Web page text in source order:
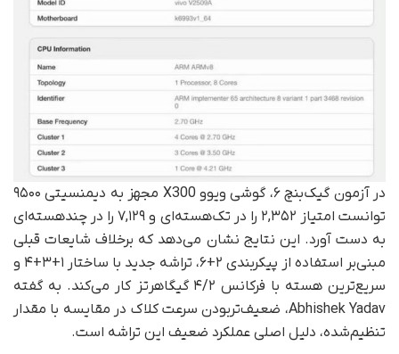
در آزمون گیک‌بنچ ۶، گوشی ویوو X300 مجهز به دیمنسیتی ۹۵۰۰
توانست امتیاز ۲,۳۵۲ را در تک‌هسته‌ای و ۷,۱۲۹ را در چند‌هسته‌ای
به دست آورد. این نتایج نشان می‌دهد که برخلاف شایعات قبلی
مبنی‌بر استفاده از پیکربندی ۲+۶، تراشه جدید با ساختار ۱+۳+۴ و
سریع‌ترین هسته با فرکانس ۴/۲ گیگاهرتز کار می‌کند. به گفته
Abhishek Yadav، ضعیف‌تربودن سرعت کلاک در مقایسه با مقدار
تنظیم‌شده، دلیل اصلی عملکرد ضعیف این تراشه است.